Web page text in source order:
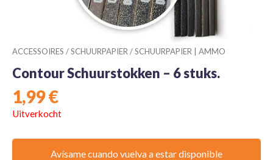
ACCESSOIRES /SCHUURPAPIER /SCHUURPAPIER | AMMO
Contour Schuurstokken – 6 stuks.
1,99€
Uitverkocht
Avísame cuando vuelva a estar disponible